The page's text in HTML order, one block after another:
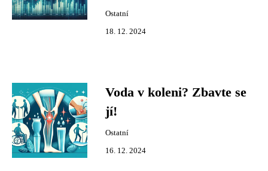
Ostatní
18. 12. 2024
Voda v koleni? Zbavte se
jí!
Ostatní
16. 12. 2024